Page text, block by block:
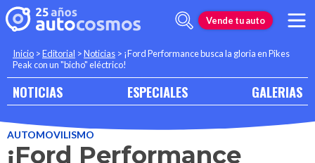
Vende tu auto
Inicio >Editorial >Noticias > ¡Ford Performance busca la gloria en Pikes
Peak con un "bicho" eléctrico!
NOTICIAS ESPECIALES GALERIAS
AUTOMOVILISMO
¡Ford Performance